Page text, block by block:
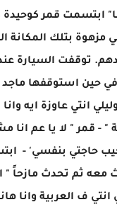
ابتسمت قمر كوحيدة
بتلك المكانة
توقفت السيارة
حين استوقفها ماجد
انتي عاوزة ايه
" - قمر " لا يا عم انا
اجيب حاجتي بنفسي' -
معه ثم تحدث مازحاً "
انتي ف العربية وانا